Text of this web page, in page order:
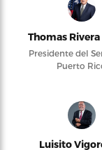
Thomas
Presidente del
Puerto
Luisito